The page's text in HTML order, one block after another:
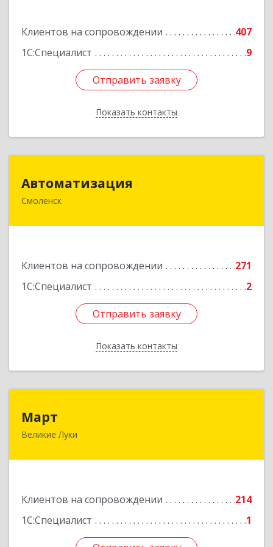
Клиентов на сопровождении
407
1С:Специалист
9
Отправить заявку
Показать контакты
Отправить заявку
Назад
Автоматизация
Смоленск
Клиентов на сопровождении
271
1С:Специалист
2
Отправить заявку
Показать контакты
214019, Смоленская обл, Смоленск г, Марии
Отправить заявку
Назад
Март
Великие Луки
Клиентов на сопровождении
214
1С:Специалист
1
182113, Псковская обл, Великие Луки г,